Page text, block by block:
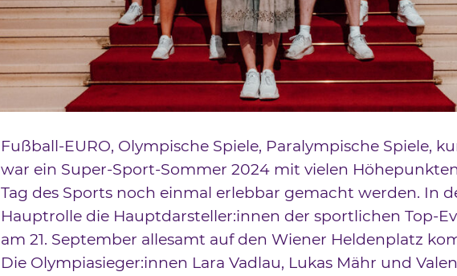
Fußball-EURO, Olympische Spiele, Paralympische Spiele,
war ein Super-Sport-Sommer 2024 mit vielen
Tag des Sports noch einmal erlebbar gemacht werden. In
Hauptrolle die Hauptdarsteller:innen der sportlichen Top-
am 21. September allesamt auf den Wiener Heldenplatz
Die Olympiasieger:innen Lara Vadlau, Lukas Mähr und